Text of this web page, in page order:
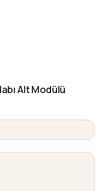
Alt Modülü